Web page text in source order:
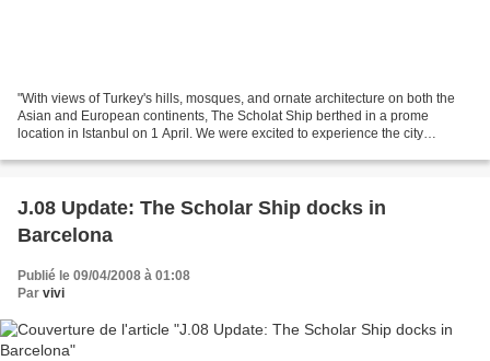
"With views of Turkey's hills, mosques, and ornate architecture on both the
Asian and European continents, The Scholat Ship berthed in a prome
location in Istanbul on 1 April. We were excited to experience the city
J.08 Update: The Scholar Ship docks in
Barcelona
Publié le 09/04/2008 à 01:08
Par vivi